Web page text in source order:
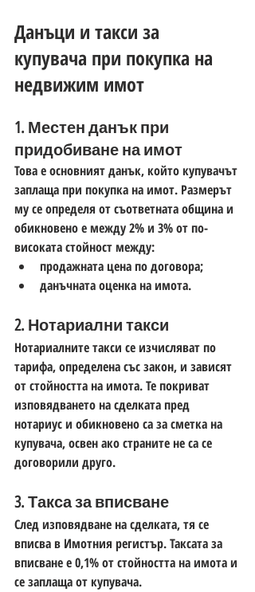
Данъци и такси за
купувача при покупка на
недвижим имот
1. Местен данък при
придобиване на имот
Това е основният данък, който купувачът
заплаща при покупка на имот. Размерът
му се определя от съответната община и
обикновено е между 2% и 3% от по-
високата стойност между:
продажната цена по договора;
данъчната оценка на имота.
2. Нотариални такси
Нотариалните такси се изчисляват по
тарифа, определена със закон, и зависят
от стойността на имота. Те покриват
изповядването на сделката пред
нотариус и обикновено са за сметка на
купувача, освен ако страните не са се
договорили друго.
3. Такса за вписване
След изповядване на сделката, тя се
вписва в Имотния регистър. Таксата за
вписване е 0,1% от стойността на имота и
се заплаща от купувача.